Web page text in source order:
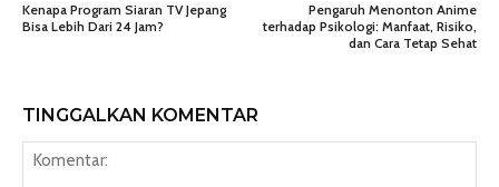
Kenapa Program Siaran TV Jepang
Bisa Lebih Dari 24 Jam?
Pengaruh Menonton Anime
terhadap Psikologi: Manfaat, Risiko,
dan Cara Tetap Sehat
TINGGALKAN KOMENTAR